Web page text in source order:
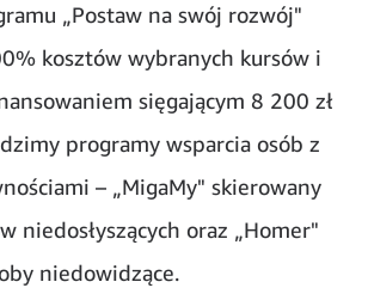
„Postaw na swój rozwój"
kosztów wybranych kursów i
sięgającym 8 200 zł
programy wsparcia osób z
– „MigaMy" skierowany
niedosłyszących oraz „Homer"
niedowidzące.